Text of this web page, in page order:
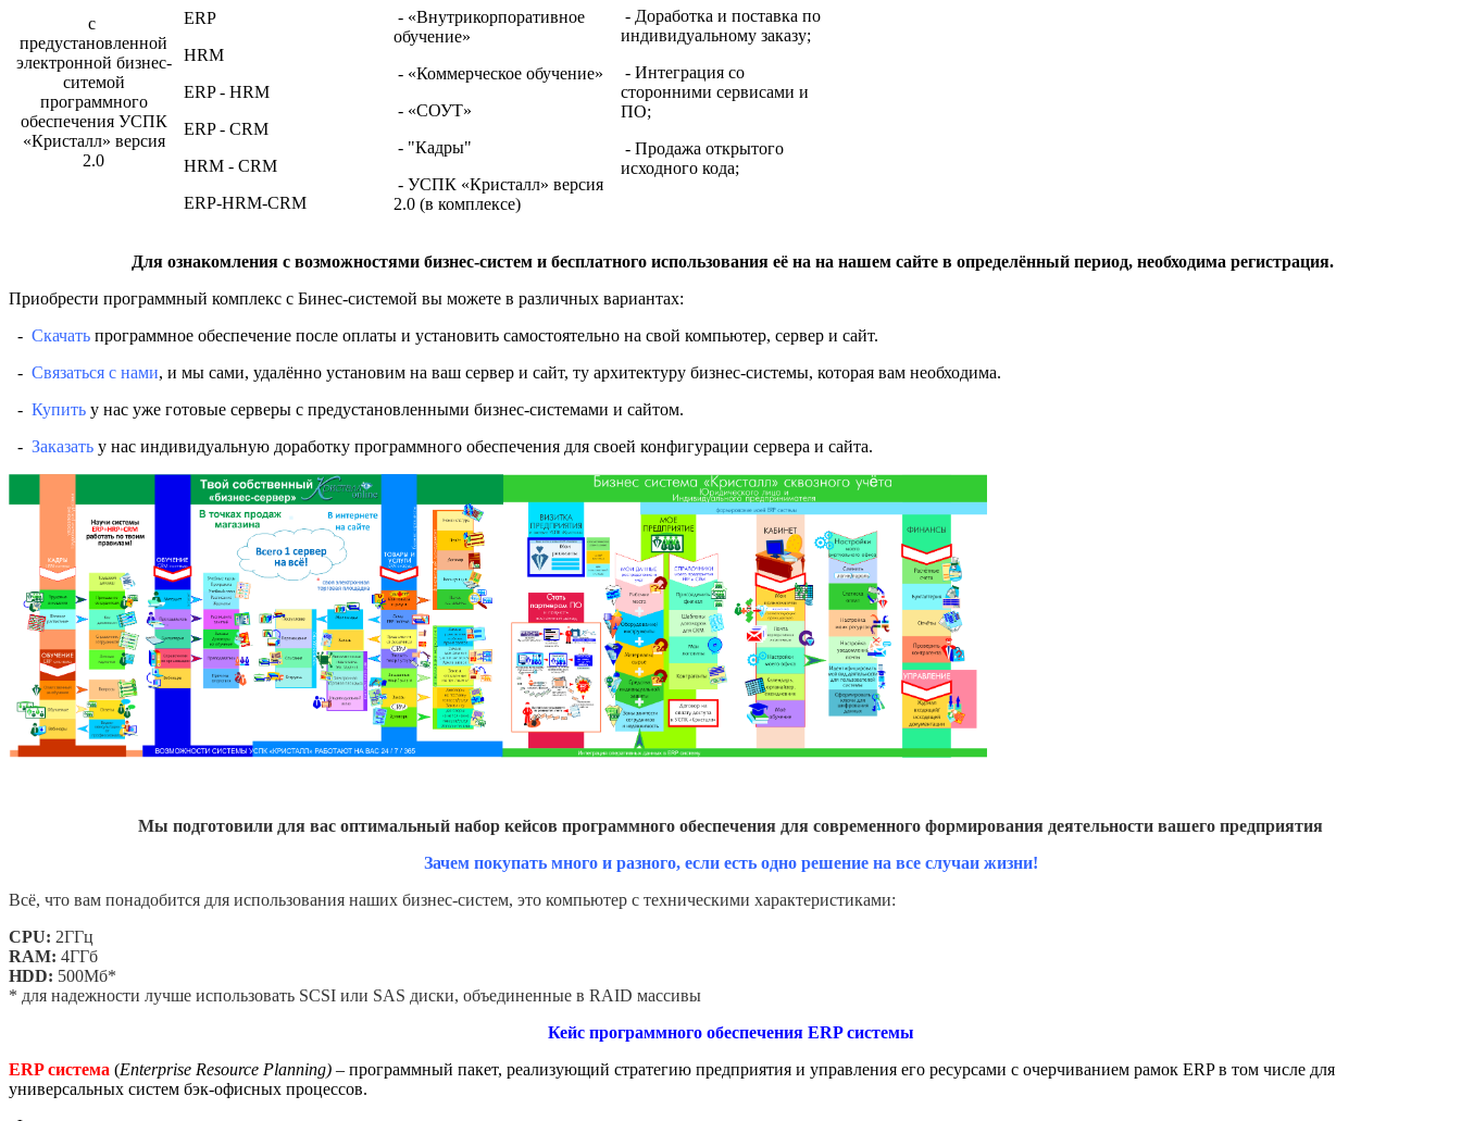
с
предустановленной
электронной бизнес-
ситемой
программного
обеспечения УСПК
«Кристалл» версия
2.0
ERP
HRM
ERP - HRM
ERP - CRM
HRM - CRM
ERP-HRM-CRM
- «Внутрикорпоративное
обучение»
- «Коммерческое обучение»
- «СОУТ»
- "Кадры"
- УСПК «Кристалл» версия
2.0 (в комплексе)
- Доработка и поставка по
индивидуальному заказу;
- Интеграция со
сторонними сервисами и
ПО;
- Продажа открытого
исходного кода;
Для ознакомления с возможностями бизнес-систем и бесплатного использования её на на нашем сайте в определённый период, необходима регистрация.
Приобрести программный комплекс с Бинес-системой вы можете в различных вариантах:
- Скачать программное обеспечение после оплаты и установить самостоятельно на свой компьютер, сервер и сайт.
- Связаться с нами, и мы сами, удалённо установим на ваш сервер и сайт, ту архитектуру бизнес-системы, которая вам необходима.
- Купить у нас уже готовые серверы с предустановленными бизнес-системами и сайтом.
- Заказать у нас индивидуальную доработку программного обеспечения для своей конфигурации сервера и сайта.
Мы подготовили для вас оптимальный набор кейсов программного обеспечения для современного формирования деятельности вашего предприятия
Зачем покупать много и разного, если есть одно решение на все случаи жизни!
Всё, что вам понадобится для использования наших бизнес-систем, это компьютер с техническими характеристиками:
CPU: 2ГГц
RAM: 4ГГб
HDD: 500Мб*
* для надежности лучше использовать SCSI или SAS диски, объединенные в RAID массивы
Кейс программного обеспечения ERP системы
ERP система (Enterprise Resource Planning) – программный пакет, реализующий стратегию предприятия и управления его ресурсами с очерчиванием рамок ERP в том числе для
универсальных систем бэк-офисных процессов.